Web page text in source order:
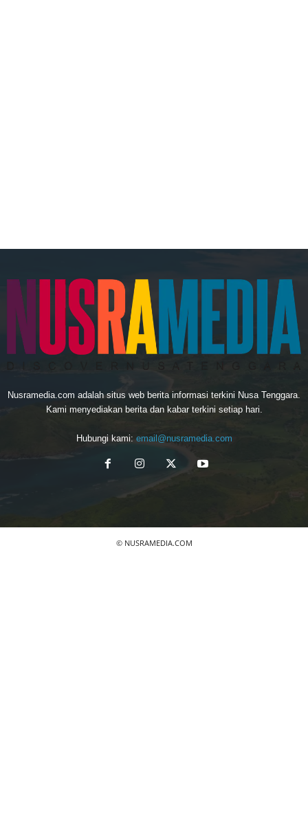
Nusramedia.com adalah situs web berita informasi terkini Nusa Tenggara.
Kami menyediakan berita dan kabar terkini setiap hari.
Hubungi kami: email@nusramedia.com
© NUSRAMEDIA.COM